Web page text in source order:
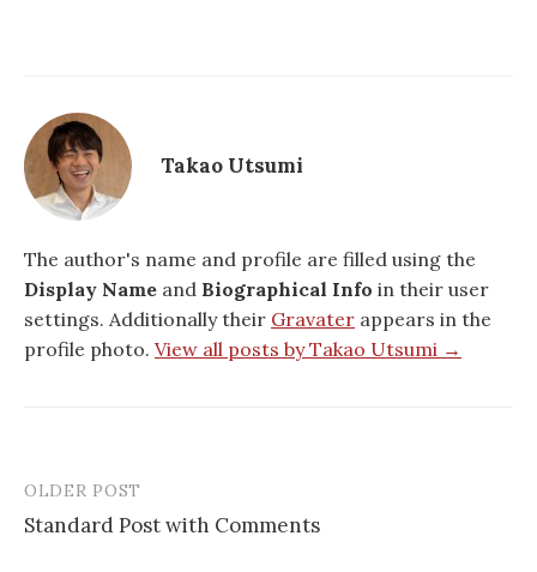
Takao Utsumi
The author's name and profile are filled using the
Display Name and Biographical Info in their user
settings. Additionally their Gravater appears in the
profile photo. View all posts by Takao Utsumi →
Post
navigation
OLDER POST
Standard Post with Comments